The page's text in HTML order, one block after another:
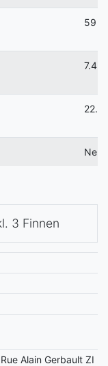
59
7.4
22.8
Neu
3 Finnen
Alain Gerbault ZI